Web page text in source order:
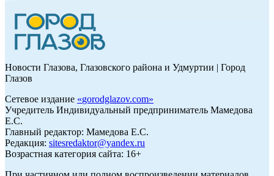
Новости Глазова, Глазовского района и Удмуртии | Город
Глазов
Сетевое издание «gorodglazov.com»
Учредитель Индивидуальный предприниматель Мамедова
Е.С.
Главный редактор: Мамедова Е.С.
Редакция: sitesredaktor@yandex.ru
Возрастная категория сайта: 16+